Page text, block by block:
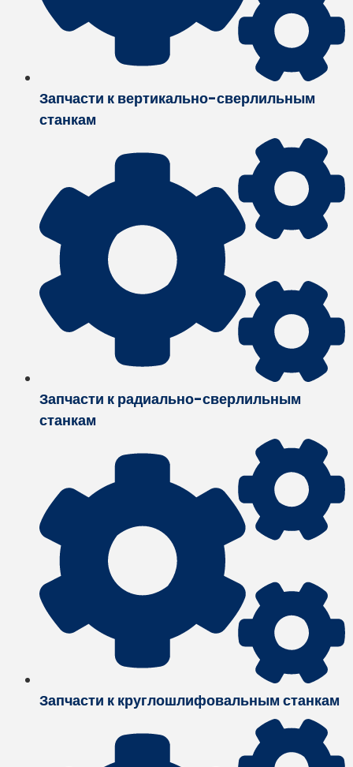
Запчасти к вертикально-сверлильным
станкам
Запчасти к радиально-сверлильным
станкам
Запчасти к круглошлифовальным станкам